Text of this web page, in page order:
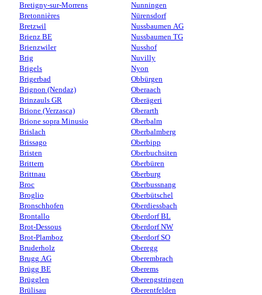
Bretigny-sur-Morrens
Bretonnières
Bretzwil
Brienz BE
Brienzwiler
Brig
Brigels
Brigerbad
Brignon (Nendaz)
Brinzauls GR
Brione (Verzasca)
Brione sopra Minusio
Brislach
Brissago
Bristen
Brittern
Brittnau
Broc
Broglio
Bronschhofen
Brontallo
Brot-Dessous
Brot-Plamboz
Bruderholz
Brugg AG
Brügg BE
Brügglen
Brülisau
Nunningen
Nürensdorf
Nussbaumen AG
Nussbaumen TG
Nusshof
Nuvilly
Nyon
Obbürgen
Oberaach
Oberägeri
Oberarth
Oberbalm
Oberbalmberg
Oberbipp
Oberbuchsiten
Oberbüren
Oberburg
Oberbussnang
Oberbütschel
Oberdiessbach
Oberdorf BL
Oberdorf NW
Oberdorf SO
Oberegg
Oberembrach
Oberems
Oberengstringen
Oberentfelden